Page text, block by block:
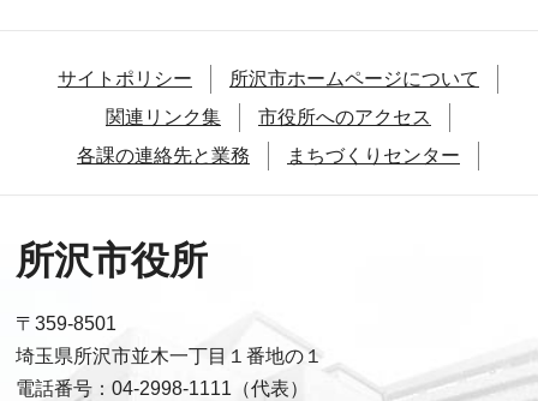
サイトポリシー
所沢市ホームページについて
関連リンク集
市役所へのアクセス
各課の連絡先と業務
まちづくりセンター
所沢市役所
〒359-8501
埼玉県所沢市並木一丁目１番地の１
電話番号：04-2998-1111（代表）